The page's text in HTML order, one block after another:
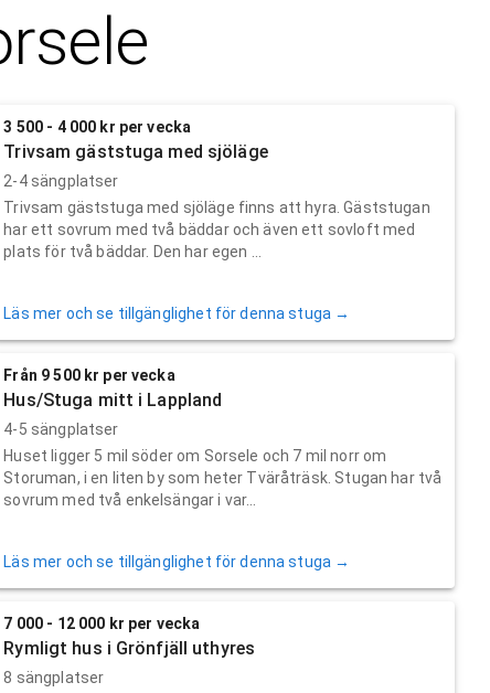
3 500 - 4 000 kr per vecka
Trivsam gäststuga med sjöläge
2-4 sängplatser
Trivsam gäststuga med sjöläge finns att hyra. Gäststugan
har ett sovrum med två bäddar och även ett sovloft med
plats för två bäddar. Den har egen ...
Läs mer och se tillgänglighet för denna stuga →
Från 9 500 kr per vecka
Hus/Stuga mitt i Lappland
4-5 sängplatser
Huset ligger 5 mil söder om Sorsele och 7 mil norr om
Storuman, i en liten by som heter Tväråträsk. Stugan har två
sovrum med två enkelsängar i var...
Läs mer och se tillgänglighet för denna stuga →
7 000 - 12 000 kr per vecka
Rymligt hus i Grönfjäll uthyres
8 sängplatser